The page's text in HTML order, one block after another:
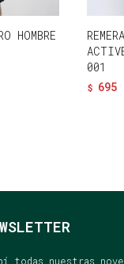
HOMBRE
001
$ 695
todas nuestras